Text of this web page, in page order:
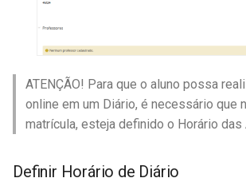
ATENÇÃO! Para que o aluno possa
online em um Diário, é necessário que
matrícula, esteja definido o Horário das
Definir Horário de Diário